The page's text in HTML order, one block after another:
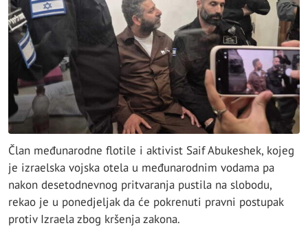
Član međunarodne flotile i aktivist Saif Abukeshek, kojeg
je izraelska vojska otela u međunarodnim vodama pa
nakon desetodnevnog pritvaranja pustila na slobodu,
rekao je u ponedjeljak da će pokrenuti pravni postupak
protiv Izraela zbog kršenja zakona.